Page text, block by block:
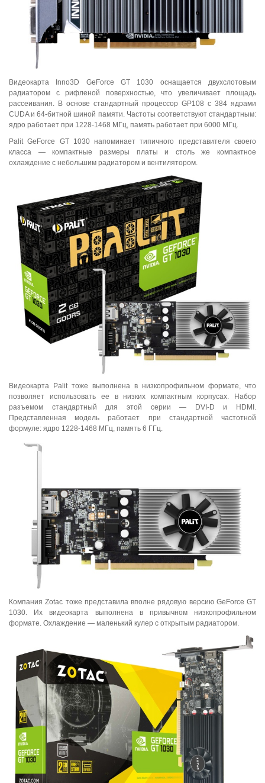
Видеокарта Inno3D GeForce GT 1030 оснащается двухслотовым
радиатором с рифленой поверхностью, что увеличивает площадь
рассеивания. В основе стандартный процессор GP108 с 384 ядрами
CUDA и 64-битной шиной памяти. Частоты соответствуют стандартным:
ядро работает при 1228-1468 МГц, память работает при 6000 МГц.
Palit GeForce GT 1030 напоминает типичного представителя своего
класса — компактные размеры платы и столь же компактное
охлаждение с небольшим радиатором и вентилятором.
Видеокарта Palit тоже выполнена в низкопрофильном формате, что
позволяет использовать ее в низких компактным корпусах. Набор
разъемом стандартный для этой серии — DVI-D и HDMI.
Представленная модель работает при стандартной частотной
формуле: ядро 1228-1468 МГц, память 6 ГГц.
Компания Zotac тоже представила вполне рядовую версию GeForce GT
1030. Их видеокарта выполнена в привычном низкопрофильном
формате. Охлаждение — маленький кулер с открытым радиатором.